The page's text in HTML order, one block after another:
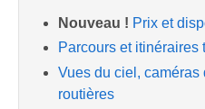
Nouveau ! Prix et
Parcours et itinéraires
Vues du ciel, caméras
routières